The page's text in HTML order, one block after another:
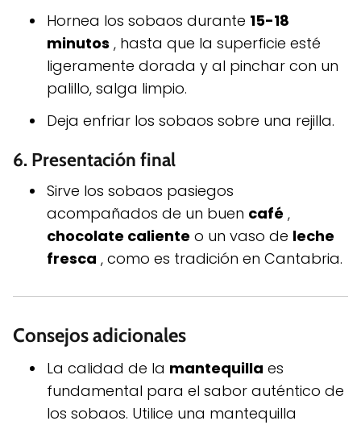
Hornea los sobaos durante 15-18
minutos , hasta que la superficie esté
ligeramente dorada y al pinchar con un
palillo, salga limpio.
Deja enfriar los sobaos sobre una rejilla.
6. Presentación final
Sirve los sobaos pasiegos
acompañados de un buen café ,
chocolate caliente o un vaso de leche
fresca , como es tradición en Cantabria.
Consejos adicionales
La calidad de la mantequilla es
fundamental para el sabor auténtico de
los sobaos. Utilice una mantequilla